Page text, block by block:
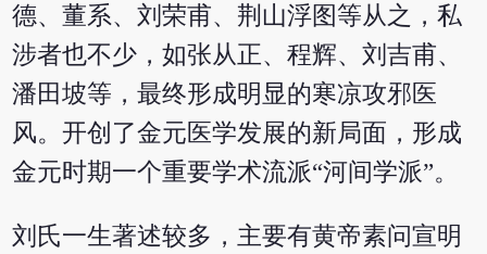
德、董系、刘荣甫、荆山浮图等从之，私
涉者也不少，如张从正、程辉、刘吉甫、
潘田坡等，最终形成明显的寒凉攻邪医
风。开创了金元医学发展的新局面，形成
金元时期一个重要学术流派“河间学派”。
刘氏一生著述较多，主要有黄帝素问宣明